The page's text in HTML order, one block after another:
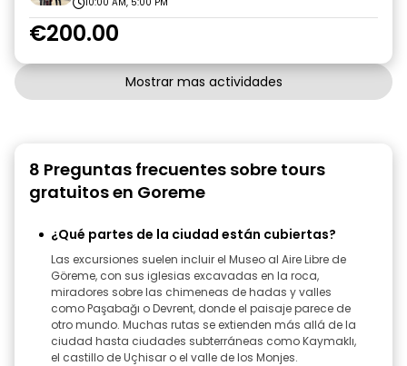
€200.00
Mostrar mas actividades
8 Preguntas frecuentes sobre tours
gratuitos en Goreme
¿Qué partes de la ciudad están cubiertas?
Las excursiones suelen incluir el Museo al Aire Libre de
Göreme, con sus iglesias excavadas en la roca,
miradores sobre las chimeneas de hadas y valles
como Paşabağı o Devrent, donde el paisaje parece de
otro mundo. Muchas rutas se extienden más allá de la
ciudad hasta ciudades subterráneas como Kaymaklı,
el castillo de Uçhisar o el valle de los Monjes.